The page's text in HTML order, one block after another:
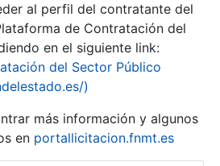
al perfil del contratante del
de Contratación del
en el siguiente link:
del Sector Público
)
más información y algunos
en portallicitacion.fnmt.es